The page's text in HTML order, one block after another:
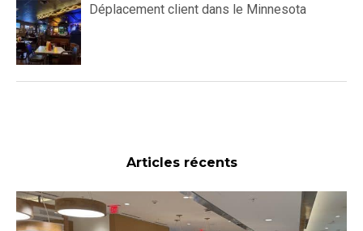
Déplacement client dans le Minnesota
Articles récents